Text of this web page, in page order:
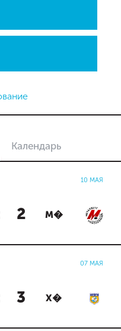
Календарь
10 МАЯ
2 М�
07 МАЯ
3 Х�